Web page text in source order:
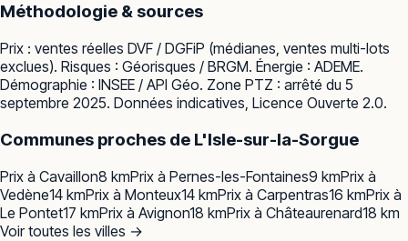
Méthodologie & sources
Prix : ventes réelles DVF / DGFiP (médianes, ventes multi-lots
exclues). Risques : Géorisques / BRGM. Énergie : ADEME.
Démographie : INSEE / API Géo. Zone PTZ : arrêté du 5
septembre 2025. Données indicatives, Licence Ouverte 2.0.
Communes proches de L'Isle-sur-la-Sorgue
Prix à Cavaillon8 kmPrix à Pernes-les-Fontaines9 kmPrix à
Vedène14 kmPrix à Monteux14 kmPrix à Carpentras16 kmPrix à
Le Pontet17 kmPrix à Avignon18 kmPrix à Châteaurenard18 km
Voir toutes les villes →